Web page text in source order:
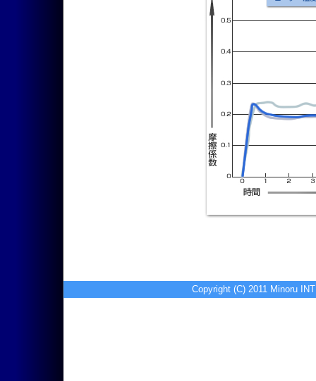
Copyright (C) 2011 Minoru